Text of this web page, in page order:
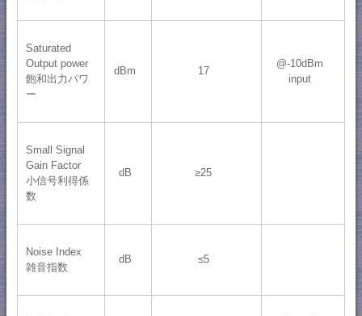
Saturated
Output power
飽和出力パワ
ー
dBm 17
@-10dBm
input
Small Signal
Gain Factor
小信号利得係
数
dB ≥25
Noise Index
雑音指数
dB ≤5